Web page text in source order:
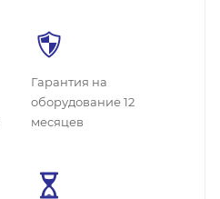
Гарантия на
оборудование 12
месяцев